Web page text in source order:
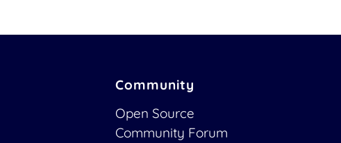
Community
Open Source
Community Forum